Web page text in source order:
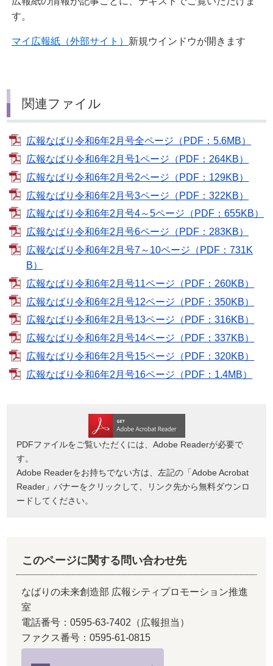
す。
マイ広報紙（外部サイト） 新規ウインドウが開きます
関連ファイル
広報なばり令和6年2月号全ページ（PDF：5.6MB）
広報なばり令和6年2月号1ページ（PDF：264KB）
広報なばり令和6年2月号2ページ（PDF：129KB）
広報なばり令和6年2月号3ページ（PDF：322KB）
広報なばり令和6年2月号4～5ページ（PDF：655KB）
広報なばり令和6年2月号6ページ（PDF：283KB）
広報なばり令和6年2月号7～10ページ（PDF：731K
B）
広報なばり令和6年2月号11ページ（PDF：260KB）
広報なばり令和6年2月号12ページ（PDF：350KB）
広報なばり令和6年2月号13ページ（PDF：316KB）
広報なばり令和6年2月号14ページ（PDF：337KB）
広報なばり令和6年2月号15ページ（PDF：320KB）
広報なばり令和6年2月号16ページ（PDF：1.4MB）
PDFファイルをご覧いただくには、Adobe Readerが必要で
す。
Adobe Readerをお持ちでない方は、左記の「Adobe Acrobat
Reader」バナーをクリックして、リンク先から無料ダウンロ
ードしてください。
このページに関する問い合わせ先
なばりの未来創造部 広報シティプロモーション推進
室
電話番号：0595-63-7402（広報担当）
ファクス番号：0595-61-0815